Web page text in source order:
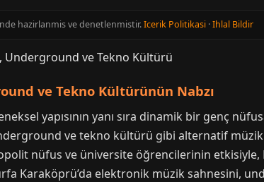
hazirlanmis ve denetlenmistir.Icerik Politikasi ·Ihlal Bildir
ve Tekno Kültürünün Nabzı
yapısının yanı sıra dinamik bir genç
ve tekno kültürü gibi alternatif müzik
nüfus ve üniversite öğrencilerinin etkisiyle,
Karaköprü’da elektronik müzik sahnesini,